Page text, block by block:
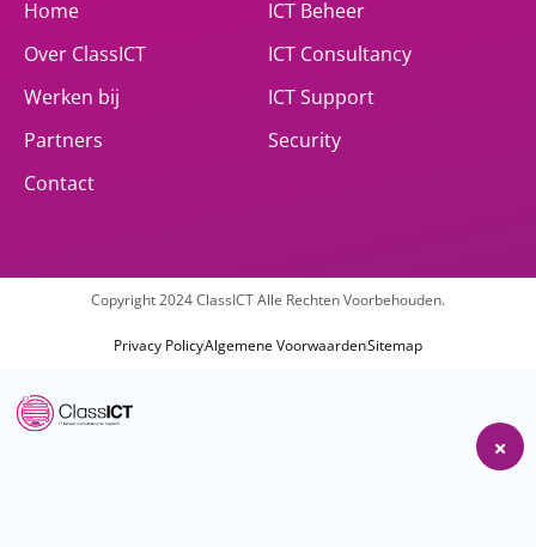
Home
Over ClassICT
Werken bij
Partners
Contact
ICT Beheer
ICT Consultancy
ICT Support
Security
Copyright 2024 ClassICT Alle Rechten Voorbehouden.
Privacy PolicyAlgemene VoorwaardenSitemap